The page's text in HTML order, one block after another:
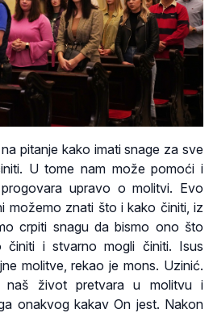
pitanje kako imati snage za sve
U tome nam može pomoći i
upravo o molitvi. Evo
možemo znati što i kako činiti, iz
crpiti snagu da bismo ono što
činiti i stvarno mogli činiti. Isus
molitve, rekao je mons. Uzinić.
naš život pretvara u molitvu i
onakvog kakav On jest. Nakon